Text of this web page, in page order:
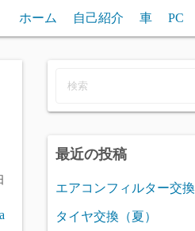
ホーム 自己紹介 車 PC
最近の投稿
エアコンフィルター交換
タイヤ交換（夏）